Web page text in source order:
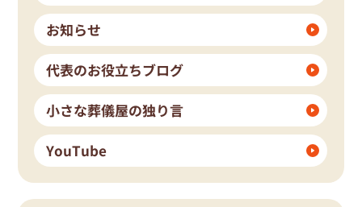
お知らせ
代表のお役立ちブログ
小さな葬儀屋の独り言
YouTube